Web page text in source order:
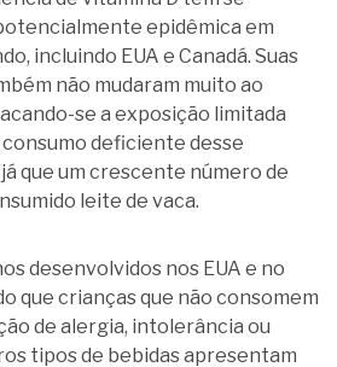
epidêmica em
incluindo EUA e Canadá. Suas
não mudaram muito ao
se a exposição limitada
deficiente desse
que um crescente número de
leite de vaca.
desenvolvidos nos EUA e no
que crianças que não consomem
de alergia, intolerância ou
tipos de bebidas apresentam